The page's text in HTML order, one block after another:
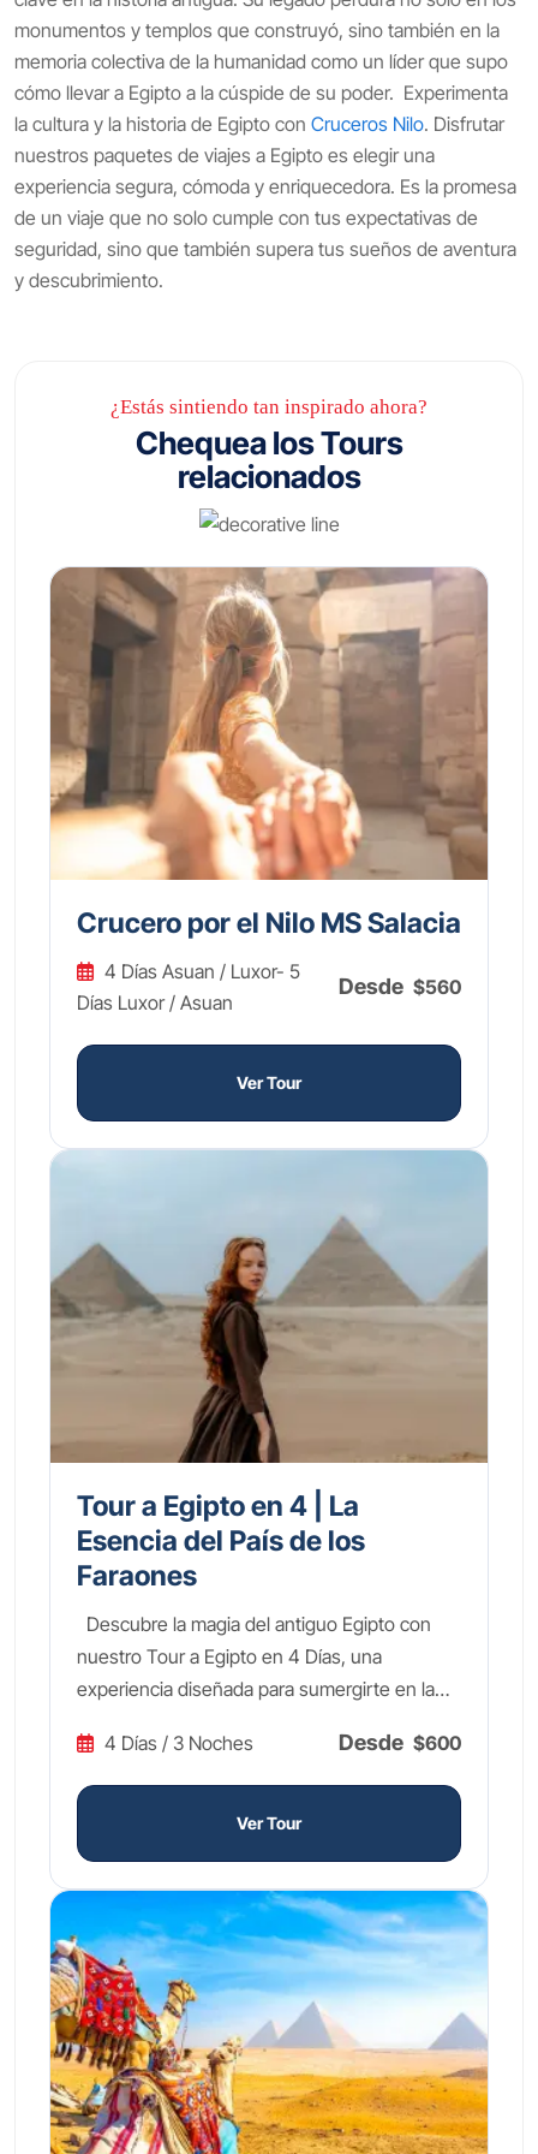
monumentos y templos que construyó, sino también en la
memoria colectiva de la humanidad como un líder que supo
cómo llevar a Egipto a la cúspide de su poder. Experimenta
la cultura y la historia de Egipto con Cruceros Nilo. Disfrutar
nuestros paquetes de viajes a Egipto es elegir una
experiencia segura, cómoda y enriquecedora. Es la promesa
de un viaje que no solo cumple con tus expectativas de
seguridad, sino que también supera tus sueños de aventura
y descubrimiento.
¿Estás sintiendo tan inspirado ahora?
Chequea los Tours
relacionados
Crucero por el Nilo MS Salacia
4 Días Asuan / Luxor- 5
Días Luxor / Asuan
Desde $560
Ver Tour
Tour a Egipto en 4 | La
Esencia del País de los
Faraones
Descubre la magia del antiguo Egipto con
nuestro Tour a Egipto en 4 Días, una
experiencia diseñada para sumergirte en la
fascinantes de la historia. Explora las
monumentales Pirámides de Guiza y la
enigmática Esfinge, maravíllate con los
tesoros dorados de Tutankamón en el Gran
Museo Egipcio, y recorre la Pirámide
Escalonada de Sakkara, considerada la
primera estructura piramidal del mundo. Este
tour a Egipto en 4 días está diseñado para
quienes quieren vivir lo esencial del país de
los faraones en poco tiempo, pero con la
máxima calidad y comodidad. Cada día de
este viaje te transportará miles de años atrás,
revelando los secretos de los faraones a
4 Días / 3 Noches Desde $600
Ver Tour